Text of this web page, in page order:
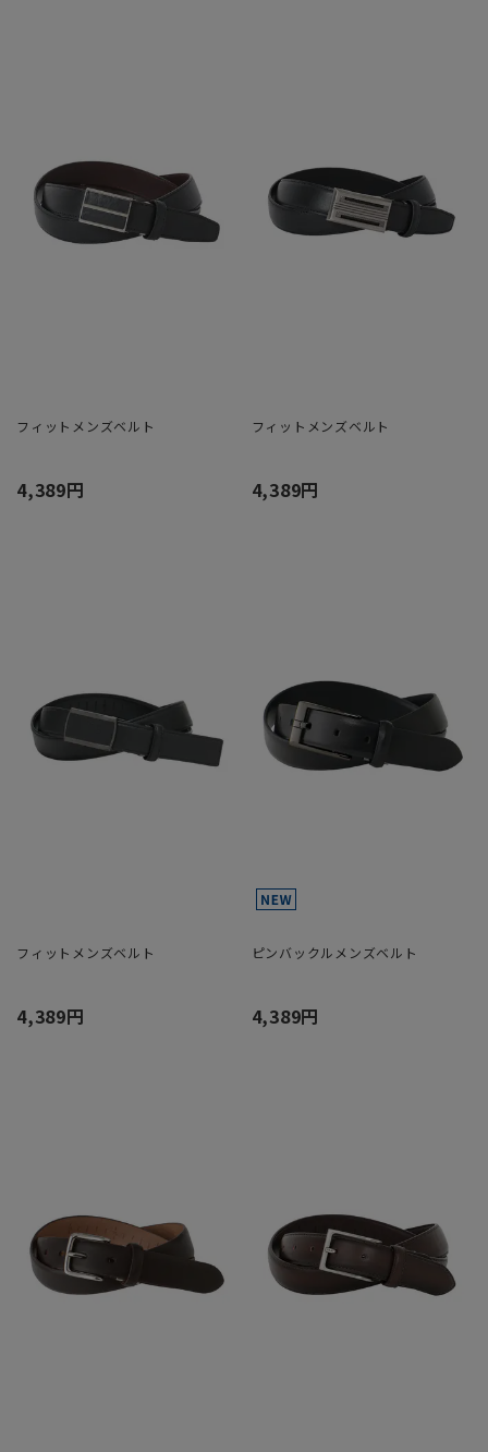
フィットメンズベルト
4,389円
フィットメンズベルト
4,389円
フィットメンズベルト
4,389円
ピンバックルメンズベルト
4,389円